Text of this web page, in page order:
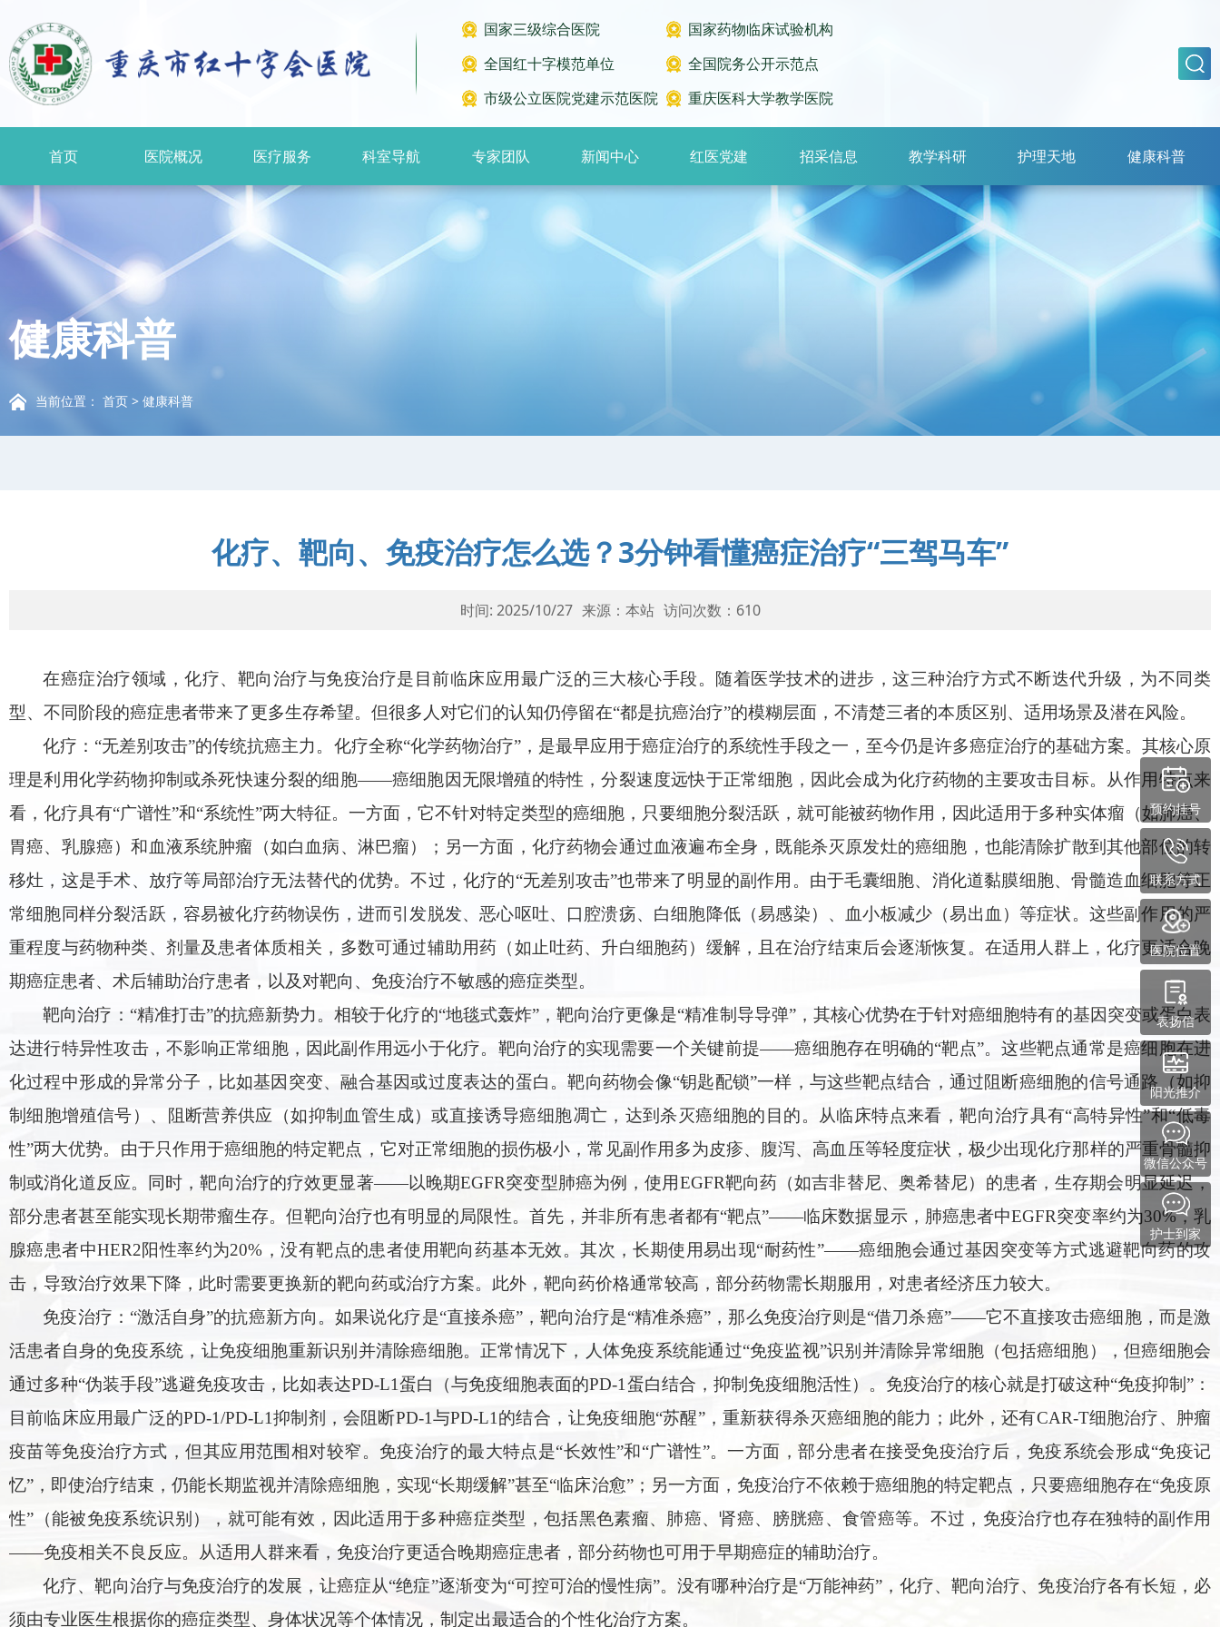
国家三级综合医院
国家药物临床试验机构
全国红十字模范单位
全国院务公开示范点
市级公立医院党建示范医院
重庆医科大学教学医院
首页 医院概况 医疗服务 科室导航 专家团队 新闻中心 红医党建 招采信息 教学科研 护理天地 健康科普
预约挂号
联系方式
医院位置
表扬信
阳光推介
微信公众号
护士到家
健康科普
当前位置： 首页 > 健康科普
化疗、靶向、免疫治疗怎么选？3分钟看懂癌症治疗“三驾马车”
时间: 2025/10/27 来源：本站 访问次数： 610
在癌症治疗领域，化疗、靶向治疗与免疫治疗是目前临床应用最广泛的三大核心手段。随着医学技术的进步，这三种治疗方式不断迭代升级，为不同类
型、不同阶段的癌症患者带来了更多生存希望。但很多人对它们的认知仍停留在“都是抗癌治疗”的模糊层面，不清楚三者的本质区别、适用场景及潜在风险。
化疗：“无差别攻击”的传统抗癌主力。化疗全称“化学药物治疗”，是最早应用于癌症治疗的系统性手段之一，至今仍是许多癌症治疗的基础方案。其核心原
理是利用化学药物抑制或杀死快速分裂的细胞——癌细胞因无限增殖的特性，分裂速度远快于正常细胞，因此会成为化疗药物的主要攻击目标。从作用特点来
看，化疗具有“广谱性”和“系统性”两大特征。一方面，它不针对特定类型的癌细胞，只要细胞分裂活跃，就可能被药物作用，因此适用于多种实体瘤（如肺癌、
胃癌、乳腺癌）和血液系统肿瘤（如白血病、淋巴瘤）；另一方面，化疗药物会通过血液遍布全身，既能杀灭原发灶的癌细胞，也能清除扩散到其他部位的转
移灶，这是手术、放疗等局部治疗无法替代的优势。不过，化疗的“无差别攻击”也带来了明显的副作用。由于毛囊细胞、消化道黏膜细胞、骨髓造血细胞等正
常细胞同样分裂活跃，容易被化疗药物误伤，进而引发脱发、恶心呕吐、口腔溃疡、白细胞降低（易感染）、血小板减少（易出血）等症状。这些副作用的严
重程度与药物种类、剂量及患者体质相关，多数可通过辅助用药（如止吐药、升白细胞药）缓解，且在治疗结束后会逐渐恢复。在适用人群上，化疗更适合晚
期癌症患者、术后辅助治疗患者，以及对靶向、免疫治疗不敏感的癌症类型。
靶向治疗：“精准打击”的抗癌新势力。相较于化疗的“地毯式轰炸”，靶向治疗更像是“精准制导导弹”，其核心优势在于针对癌细胞特有的基因突变或蛋白表
达进行特异性攻击，不影响正常细胞，因此副作用远小于化疗。靶向治疗的实现需要一个关键前提——癌细胞存在明确的“靶点”。这些靶点通常是癌细胞在进
化过程中形成的异常分子，比如基因突变、融合基因或过度表达的蛋白。靶向药物会像“钥匙配锁”一样，与这些靶点结合，通过阻断癌细胞的信号通路（如抑
制细胞增殖信号）、阻断营养供应（如抑制血管生成）或直接诱导癌细胞凋亡，达到杀灭癌细胞的目的。从临床特点来看，靶向治疗具有“高特异性”和“低毒
性”两大优势。由于只作用于癌细胞的特定靶点，它对正常细胞的损伤极小，常见副作用多为皮疹、腹泻、高血压等轻度症状，极少出现化疗那样的严重骨髓抑
制或消化道反应。同时，靶向治疗的疗效更显著——以晚期EGFR突变型肺癌为例，使用EGFR靶向药（如吉非替尼、奥希替尼）的患者，生存期会明显延迟，
部分患者甚至能实现长期带瘤生存。但靶向治疗也有明显的局限性。首先，并非所有患者都有“靶点”——临床数据显示，肺癌患者中EGFR突变率约为30%，乳
腺癌患者中HER2阳性率约为20%，没有靶点的患者使用靶向药基本无效。其次，长期使用易出现“耐药性”——癌细胞会通过基因突变等方式逃避靶向药的攻
击，导致治疗效果下降，此时需要更换新的靶向药或治疗方案。此外，靶向药价格通常较高，部分药物需长期服用，对患者经济压力较大。
免疫治疗：“激活自身”的抗癌新方向。如果说化疗是“直接杀癌”，靶向治疗是“精准杀癌”，那么免疫治疗则是“借刀杀癌”——它不直接攻击癌细胞，而是激
活患者自身的免疫系统，让免疫细胞重新识别并清除癌细胞。正常情况下，人体免疫系统能通过“免疫监视”识别并清除异常细胞（包括癌细胞），但癌细胞会
通过多种“伪装手段”逃避免疫攻击，比如表达PD-L1蛋白（与免疫细胞表面的PD-1蛋白结合，抑制免疫细胞活性）。免疫治疗的核心就是打破这种“免疫抑制”：
目前临床应用最广泛的PD-1/PD-L1抑制剂，会阻断PD-1与PD-L1的结合，让免疫细胞“苏醒”，重新获得杀灭癌细胞的能力；此外，还有CAR-T细胞治疗、肿瘤
疫苗等免疫治疗方式，但其应用范围相对较窄。免疫治疗的最大特点是“长效性”和“广谱性”。一方面，部分患者在接受免疫治疗后，免疫系统会形成“免疫记
忆”，即使治疗结束，仍能长期监视并清除癌细胞，实现“长期缓解”甚至“临床治愈”；另一方面，免疫治疗不依赖于癌细胞的特定靶点，只要癌细胞存在“免疫原
性”（能被免疫系统识别），就可能有效，因此适用于多种癌症类型，包括黑色素瘤、肺癌、肾癌、膀胱癌、食管癌等。不过，免疫治疗也存在独特的副作用
——免疫相关不良反应。从适用人群来看，免疫治疗更适合晚期癌症患者，部分药物也可用于早期癌症的辅助治疗。
化疗、靶向治疗与免疫治疗的发展，让癌症从“绝症”逐渐变为“可控可治的慢性病”。没有哪种治疗是“万能神药”，化疗、靶向治疗、免疫治疗各有长短，必
须由专业医生根据你的癌症类型、身体状况等个体情况，制定出最适合的个性化治疗方案。